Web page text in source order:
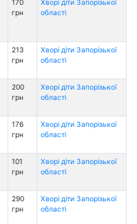
170
грн
Хворі діти Запорізької
області
213
грн
Хворі діти Запорізької
області
200
грн
Хворі діти Запорізької
області
176
грн
Хворі діти Запорізької
області
101
грн
Хворі діти Запорізької
області
290
грн
Хворі діти Запорізької
області